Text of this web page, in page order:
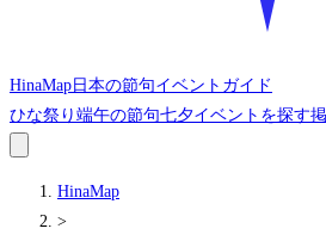
HinaMap 日本の節句イベントガイド
ひな祭り 端午の節句七夕イベントを探す
HinaMap
>